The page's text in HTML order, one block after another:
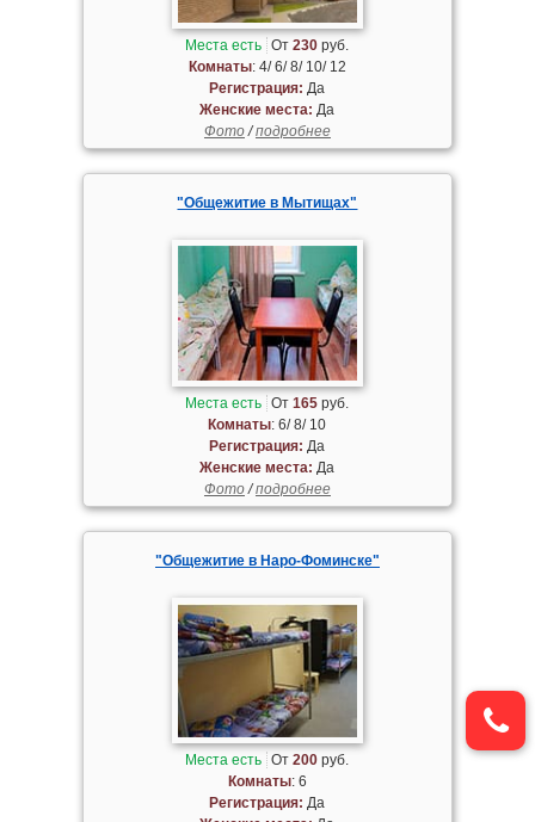
Места есть От230 руб.
Комнаты: 4/ 6/ 8/ 10/ 12
Регистрация: Да
Женские места: Да
Фото/подробнее
"Общежитие в Мытищах"
Места есть От165 руб.
Комнаты: 6/ 8/ 10
Регистрация: Да
Женские места: Да
Фото/подробнее
"Общежитие в Наро-Фоминске"
Места есть От200 руб.
Комнаты: 6
Регистрация: Да